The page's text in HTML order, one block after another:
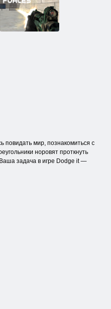
Когама:
радужный
паркур
повидать мир, познакомиться с
норовят проткнуть
задача в игре Dodge it —